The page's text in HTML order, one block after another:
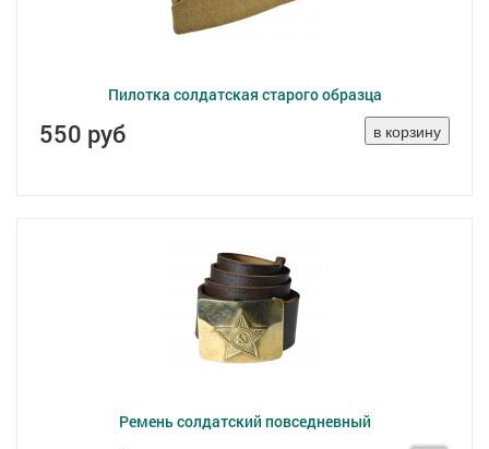
Пилотка солдатская старого образца
550 руб
Ремень солдатский повседневный